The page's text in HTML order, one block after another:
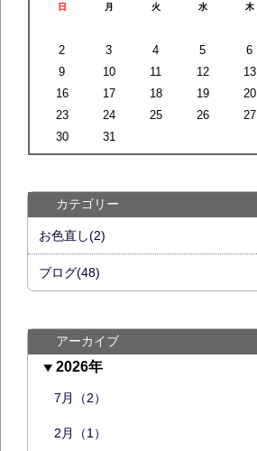
日 月 火 水 木
2
3 4 5 6
9
10 11 12 13
16
17 18 19 20
23
24 25 26 27
30
31
カテゴリー
お色直し(2)
ブログ(48)
アーカイブ
2026年
7月（2）
2月（1）